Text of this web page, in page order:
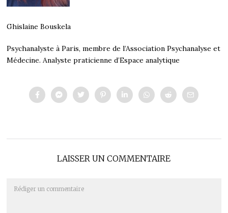
Ghislaine Bouskela
Psychanalyste à Paris, membre de l’Association Psychanalyse et
Médecine. Analyste praticienne d’Espace analytique
LAISSER UN COMMENTAIRE